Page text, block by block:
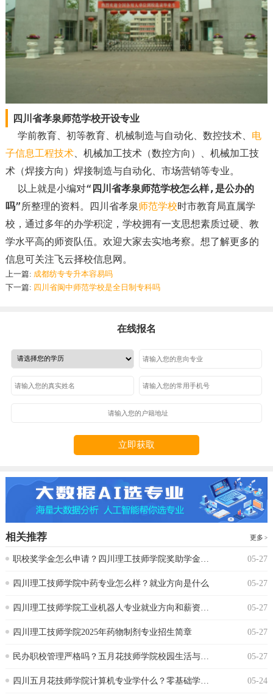
四川省孝泉师范学校开设专业
学前教育、初等教育、机械制造与自动化、数控技术、 电
子信息工程技术、机械加工技术（数控方向）、机械加工技
术（焊接方向）焊接制造与自动化、市场营销等专业。
以上就是小编对“ 四川省孝泉师范学校怎么样,是公办的
吗”所整理的资料。四川省孝泉师范学校时市教育局直属学
校，通过多年的办学积淀，学校拥有一支思想素质过硬、教
学水平高的师资队伍。欢迎大家去实地考察。想了解更多的
信息可关注飞云择校信息网。
上一篇: 成都纺专专升本容易吗
下一篇: 四川省阆中师范学校是全日制专科吗
在线报名
立即获取
相关推荐 更多
‌职校奖学金怎么申请？四川理工技师学院奖助学金政策 05-27
‌四川理工技师学院中药专业怎么样？就业方向是什么 05-27
四川理工技师学院工业机器人专业就业方向和薪资水平 05-27
四川理工技师学院2025年药物制剂专业招生简章 05-27
‌民办职校管理严格吗？五月花技师学院校园生活与纪律要求‌ 05-27
‌四川五月花技师学院计算机专业学什么？零基础学生能跟上吗 05-24